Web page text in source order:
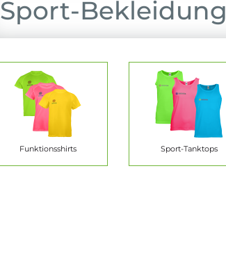
Sport-Bekleidung
Funktionsshirts Sport-Tanktops